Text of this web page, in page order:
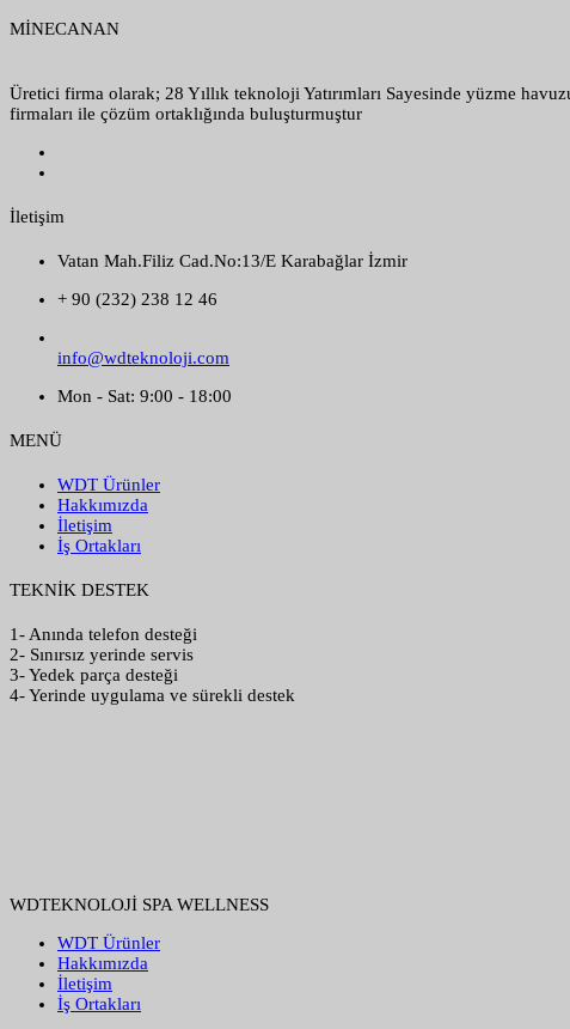
MİNECANAN
Üretici firma olarak; 28 Yıllık teknoloji Yatırımları Sayesinde yüzme
firmaları ile çözüm ortaklığında buluşturmuştur
İletişim
Vatan Mah.Filiz Cad.No:13/E Karabağlar İzmir
+ 90 (232) 238 12 46
info@wdteknoloji.com
Mon - Sat: 9:00 - 18:00
MENÜ
WDT Ürünler
Hakkımızda
İletişim
İş Ortakları
TEKNİK DESTEK
1- Anında telefon desteği
2- Sınırsız yerinde servis
3- Yedek parça desteği
4- Yerinde uygulama ve sürekli destek
WDTEKNOLOJİ SPA WELLNESS
WDT Ürünler
Hakkımızda
İletişim
İş Ortakları